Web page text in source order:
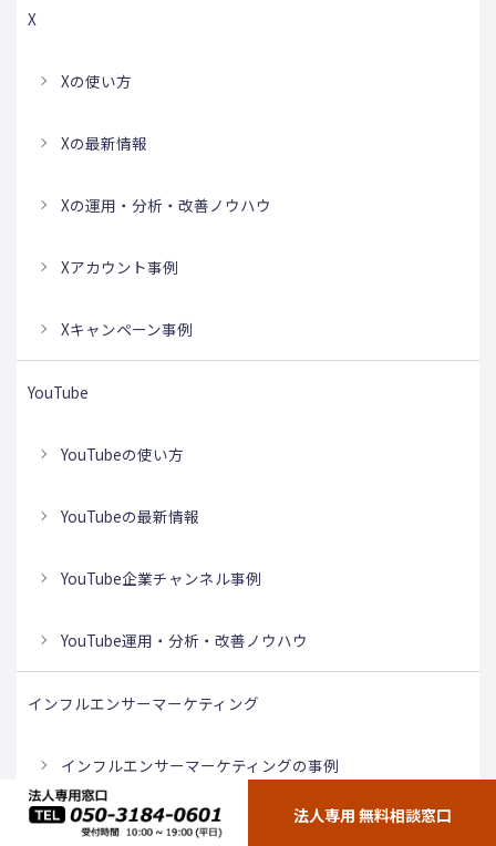
X
Xの使い方
Xの最新情報
Xの運用・分析・改善ノウハウ
Xアカウント事例
Xキャンペーン事例
YouTube
YouTubeの使い方
YouTubeの最新情報
YouTube企業チャンネル事例
YouTube運用・分析・改善ノウハウ
インフルエンサーマーケティング
インフルエンサーマーケティングの事例
インフルエンサーマーケティングの基本
法人専用 無料相談窓口